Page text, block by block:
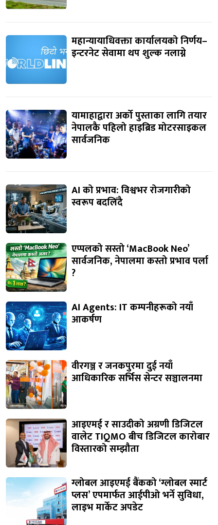
महान्यायाधिवक्ता कार्यालयको निर्णय–
इन्टरनेट सेवामा थप शुल्क नलाग्ने
यामाहाद्वारा अर्को पुस्ताका लागि तयार
नेपालकै पहिलो हाइब्रिड मोटरसाइकल
सार्वजनिक
AI को प्रभाव: विश्वभर रोजगारीको
स्वरूप बदलिँदै
एप्पलको सस्तो ‘MacBook Neo’
सार्वजनिक, नेपालमा कस्तो प्रभाव पर्ला
?
AI Agents: IT कम्पनीहरूको नयाँ
आकर्षण
वीरगञ्ज र जनकपुरमा दुई नयाँ
आधिकारिक सर्भिस सेन्टर सञ्चालनमा
आइएमई र साउदीको अग्रणी डिजिटल
वालेट TIQMO बीच डिजिटल कारोबार
विस्तारको सम्झौता
ग्लोबल आइएमई बैंकको ‘ग्लोबल स्मार्ट
प्लस’ एपमार्फत आईपीओ भर्ने सुविधा,
लाइभ मार्केट अपडेट